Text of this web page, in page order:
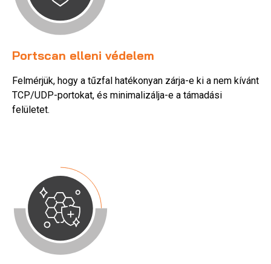
Portscan elleni védelem
Felmérjük, hogy a tűzfal hatékonyan zárja-e ki a nem kívánt
TCP/UDP-portokat, és minimalizálja-e a támadási
felületet.